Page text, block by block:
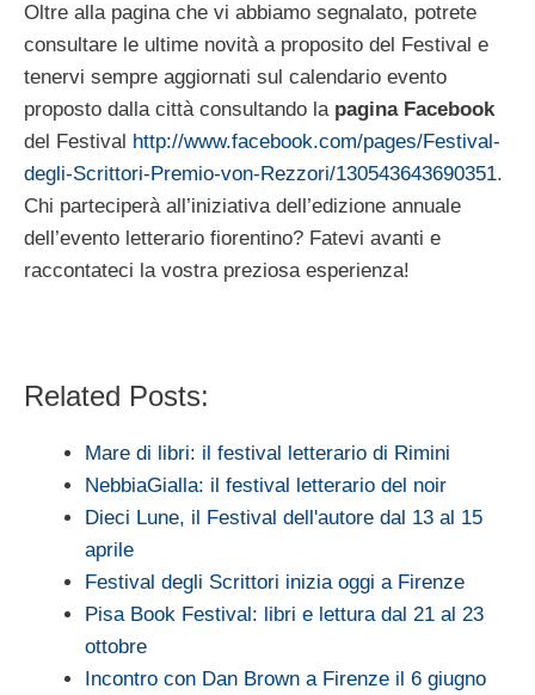
Oltre alla pagina che vi abbiamo segnalato, potrete
consultare le ultime novità a proposito del Festival e
tenervi sempre aggiornati sul calendario evento
proposto dalla città consultando la pagina Facebook
del Festival http://www.facebook.com/pages/Festival-
degli-Scrittori-Premio-von-Rezzori/130543643690351.
Chi parteciperà all’iniziativa dell’edizione annuale
dell’evento letterario fiorentino? Fatevi avanti e
raccontateci la vostra preziosa esperienza!
Related Posts:
Mare di libri: il festival letterario di Rimini
NebbiaGialla: il festival letterario del noir
Dieci Lune, il Festival dell'autore dal 13 al 15
aprile
Festival degli Scrittori inizia oggi a Firenze
Pisa Book Festival: libri e lettura dal 21 al 23
ottobre
Incontro con Dan Brown a Firenze il 6 giugno